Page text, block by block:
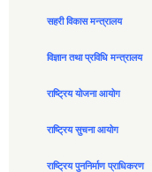
सहरी विकास मन्त्रालय
विज्ञान तथा प्रविधि मन्त्रालय
राष्ट्रिय योजना आयोग
राष्ट्रिय सुचना आयोग
राष्ट्रिय पुननिर्माण प्राधिकरण